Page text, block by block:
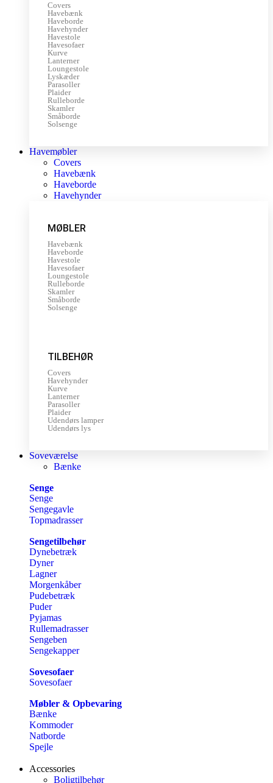
Covers
Havebænk
Haveborde
Havehynder
Havestole
Havesofaer
Kurve
Lanterner
Loungestole
Lyskæder
Parasoller
Plaider
Rulleborde
Skamler
Småborde
Solsenge
Havemøbler
Covers
Havebænk
Haveborde
Havehynder
MØBLER
Havebænk
Haveborde
Havestole
Havesofaer
Loungestole
Rulleborde
Skamler
Småborde
Solsenge
TILBEHØR
Covers
Havehynder
Kurve
Lanterner
Parasoller
Plaider
Udendørs lamper
Udendørs lys
Soveværelse
Bænke
Senge
Senge
Sengegavle
Topmadrasser
Sengetilbehør
Dynebetræk
Dyner
Lagner
Morgenkåber
Pudebetræk
Puder
Pyjamas
Rullemadrasser
Sengeben
Sengekapper
Sovesofaer
Sovesofaer
Møbler & Opbevaring
Bænke
Kommoder
Natborde
Spejle
Accessories
Boligtilbehør